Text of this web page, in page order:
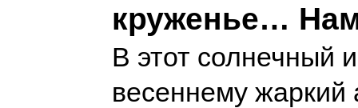
круженье…
В этот солнечный
весеннему жаркий